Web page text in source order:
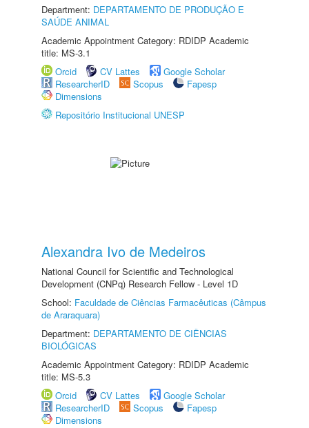
Department: DEPARTAMENTO DE PRODUÇÃO E
SAÚDE ANIMAL
Academic Appointment Category: RDIDP Academic
title: MS-3.1
Orcid
CV Lattes
Google Scholar
ResearcherID
Scopus
Fapesp
Dimensions
Repositório Institucional UNESP
Alexandra Ivo de Medeiros
National Council for Scientific and Technological
Development (CNPq) Research Fellow - Level 1D
School: Faculdade de Ciências Farmacêuticas (Câmpus
de Araraquara)
Department: DEPARTAMENTO DE CIÊNCIAS
BIOLÓGICAS
Academic Appointment Category: RDIDP Academic
title: MS-5.3
Orcid
CV Lattes
Google Scholar
ResearcherID
Scopus
Fapesp
Dimensions